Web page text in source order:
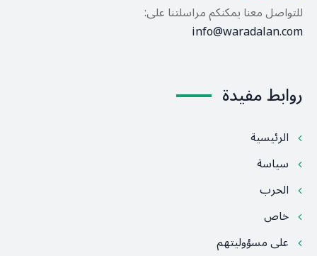
للتواصل معنا يمكنكم مراسلتنا على:
info@waradalan.com
روابط مفيدة
الرئيسية
سياسة
الحرب
خاص
على مسؤوليتهم